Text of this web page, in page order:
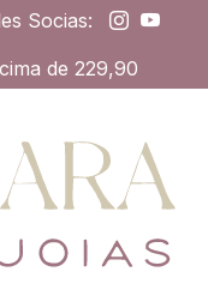
Socias:
de 229,90